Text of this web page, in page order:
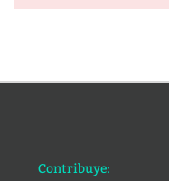
Contribuye: